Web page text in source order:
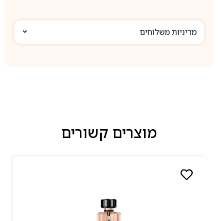
מדיניות משלוחים
מוצרים קשורים